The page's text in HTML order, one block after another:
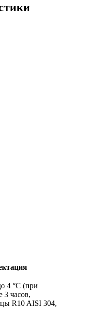
4 °С (при
3 часов,
R10 AISI 304,